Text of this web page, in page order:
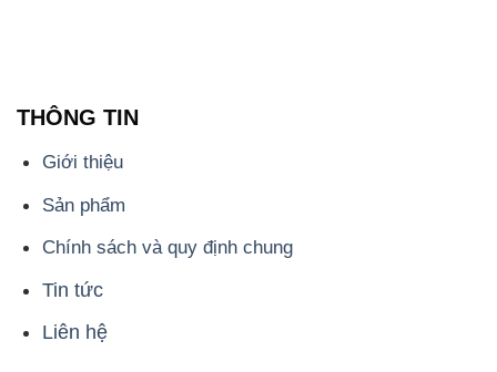
THÔNG TIN
Giới thiệu
Sản phẩm
Chính sách và quy định chung
Tin tức
Liên hệ